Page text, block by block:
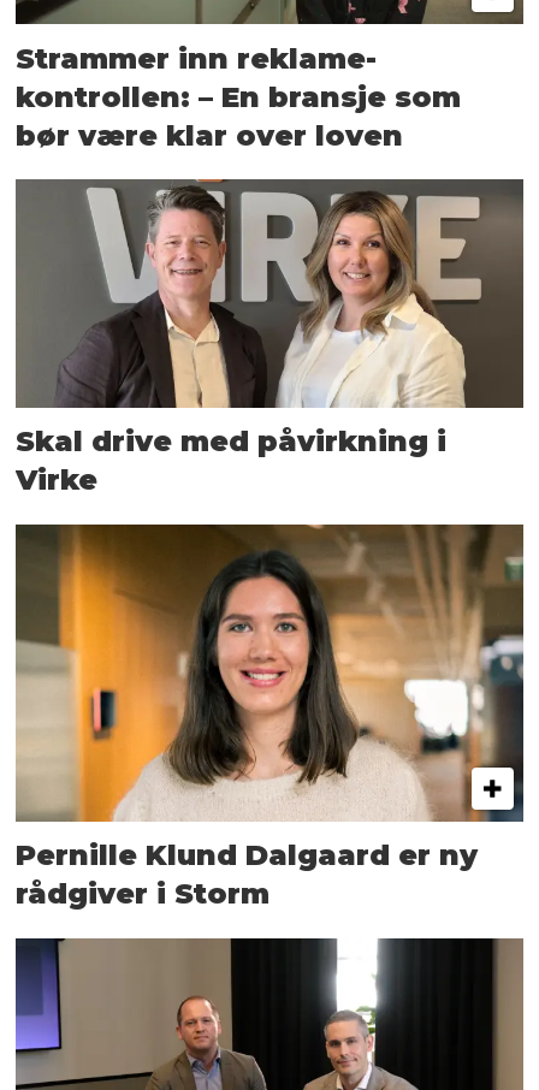
Strammer inn reklame-
kontrollen: – En bransje som
bør være klar over loven
Skal drive med påvirkning i
Virke
Pernille Klund Dalgaard er ny
rådgiver i Storm